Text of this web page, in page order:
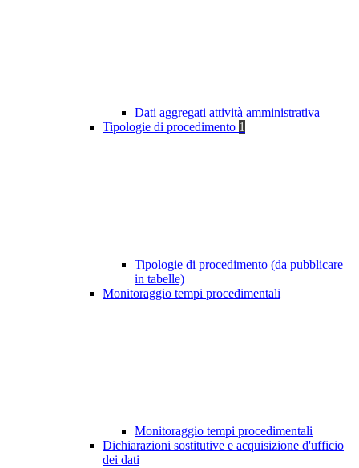
Dati aggregati attività amministrativa
Tipologie di procedimento 1
Tipologie di procedimento (da pubblicare
in tabelle)
Monitoraggio tempi procedimentali
Monitoraggio tempi procedimentali
Dichiarazioni sostitutive e acquisizione d'ufficio
dei dati